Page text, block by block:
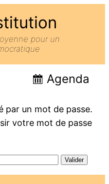
pour un
Agenda
par un mot de passe.
votre mot de passe